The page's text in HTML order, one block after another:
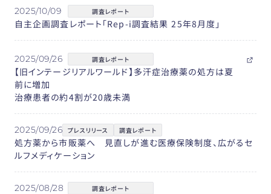
2025/10/09 調査レポート
自主企画調査レポート「Rep-i調査結果 25年8月度」
2025/09/26 調査レポート
【旧インテージリアルワールド】多汗症治療薬の処方は夏
前に増加
治療患者の約4割が20歳未満
2025/09/26 プレスリリース 調査レポート
処方薬から市販薬へ 見直しが進む医療保険制度、広がるセ
ルフメディケーション
2025/08/28 調査レポート